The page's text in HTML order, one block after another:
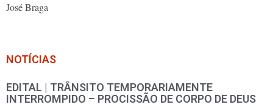
José Braga
NOTÍCIAS
EDITAL | TRÂNSITO TEMPORARIAMENTE
INTERROMPIDO – PROCISSÃO DE CORPO DE DEUS